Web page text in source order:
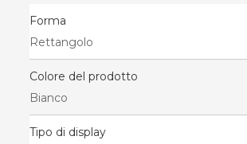
Forma
Rettangolo
Colore del prodotto
Bianco
Tipo di display